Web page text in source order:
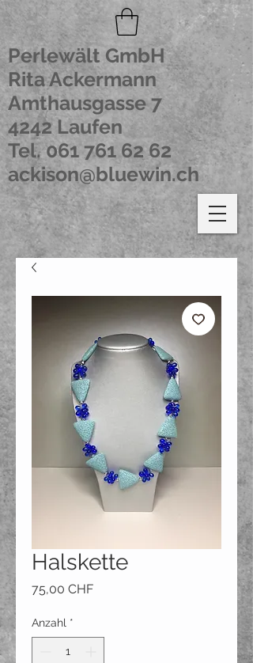
Perlewält GmbH
Rita Ackermann
Amthausgasse 7
4242 Laufen
Tel.061 761 62 62
ackison@bluewin.ch
Halskette
75,00 CHFPreis
Anzahl *